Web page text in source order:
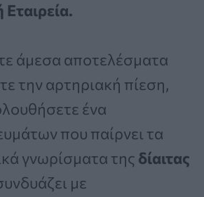
άμεσα αποτελέσματα
την αρτηριακή πίεση,
ένα
που παίρνει τα
γνωρίσματα της δίαιτας
με